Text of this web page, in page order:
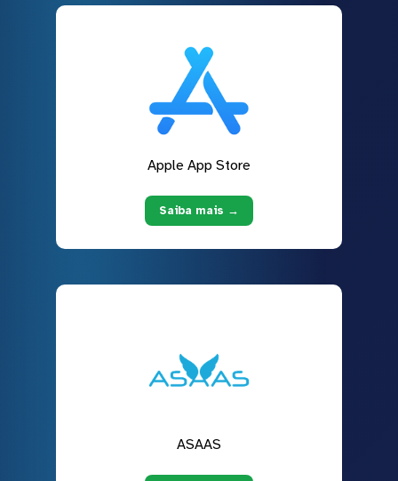
Apple App Store
Saiba mais →
ASAAS